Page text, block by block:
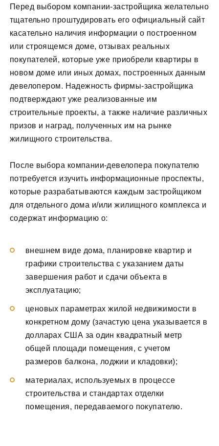
Перед выбором компании-застройщика желательно
тщательно проштудировать его официальный сайт
касательно наличия информации о построенном
или строящемся доме, отзывах реальных
покупателей, которые уже приобрели квартиры в
новом доме или иных домах, построенных данным
девелопером. Надежность фирмы-застройщика
подтверждают уже реализованные им
строительные проекты, а также наличие различных
призов и наград, полученных им на рынке
жилищного строительства.
После выбора компании-девелопера покупателю
потребуется изучить информационные проспекты,
которые разрабатываются каждым застройщиком
для отдельного дома и/или жилищного комплекса и
содержат информацию о:
внешнем виде дома, планировке квартир и
графики строительства с указанием даты
завершения работ и сдачи объекта в
эксплуатацию;
ценовых параметрах жилой недвижимости в
конкретном дому (зачастую цена указывается в
долларах США за один квадратный метр
общей площади помещения, с учетом
размеров балкона, лоджии и кладовки);
материалах, используемых в процессе
строительства и стандартах отделки
помещения, передаваемого покупателю.